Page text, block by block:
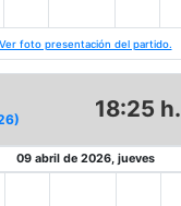
Ver foto presentación del partido.
18:25 h.
09 abril de 2026, jueves